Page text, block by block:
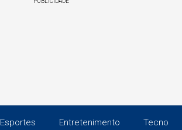
Esportes Entretenimento